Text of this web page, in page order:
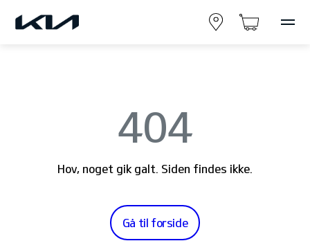
404
Hov, noget gik galt. Siden findes ikke.
Gå til forside